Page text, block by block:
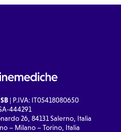
| P.IVA: IT05418080650
444291
26, 84131 Salerno, Italia
– Milano – Torino, Italia